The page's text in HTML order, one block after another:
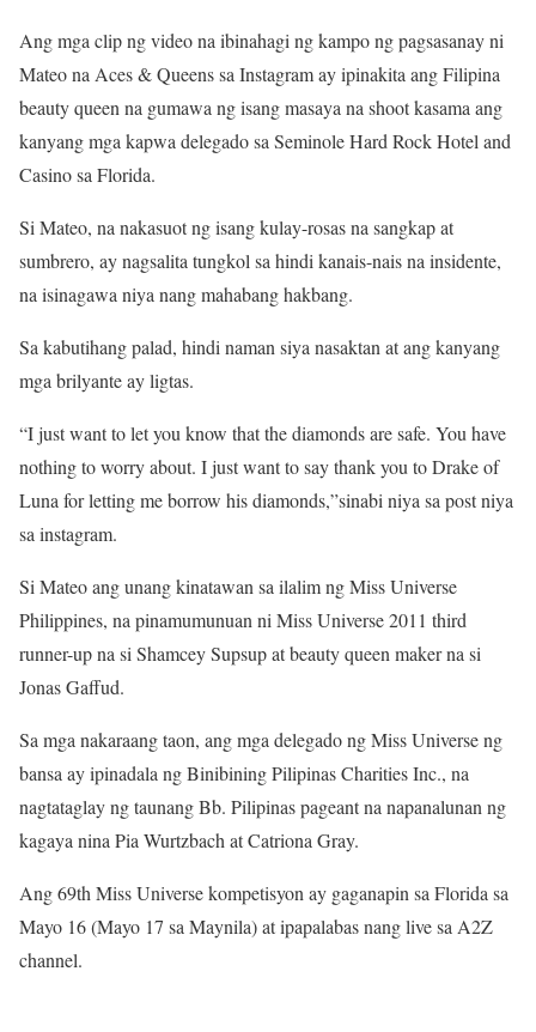
Ang mga clip ng video na ibinahagi ng kampo ng pagsasanay ni
Mateo na Aces & Queens sa Instagram ay ipinakita ang Filipina
beauty queen na gumawa ng isang masaya na shoot kasama ang
kanyang mga kapwa delegado sa Seminole Hard Rock Hotel and
Casino sa Florida.
Si Mateo, na nakasuot ng isang kulay-rosas na sangkap at
sumbrero, ay nagsalita tungkol sa hindi kanais-nais na insidente,
na isinagawa niya nang mahabang hakbang.
Sa kabutihang palad, hindi naman siya nasaktan at ang kanyang
mga brilyante ay ligtas.
“I just want to let you know that the diamonds are safe. You have
nothing to worry about. I just want to say thank you to Drake of
Luna for letting me borrow his diamonds,”sinabi niya sa post niya
sa instagram.
Si Mateo ang unang kinatawan sa ilalim ng Miss Universe
Philippines, na pinamumunuan ni Miss Universe 2011 third
runner-up na si Shamcey Supsup at beauty queen maker na si
Jonas Gaffud.
Sa mga nakaraang taon, ang mga delegado ng Miss Universe ng
bansa ay ipinadala ng Binibining Pilipinas Charities Inc., na
nagtataglay ng taunang Bb. Pilipinas pageant na napanalunan ng
kagaya nina Pia Wurtzbach at Catriona Gray.
Ang 69th Miss Universe kompetisyon ay gaganapin sa Florida sa
Mayo 16 (Mayo 17 sa Maynila) at ipapalabas nang live sa A2Z
channel.